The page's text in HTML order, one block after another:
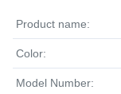
Product name:
Color:
Model Number: